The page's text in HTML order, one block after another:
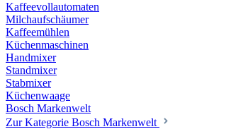
Kaffeevollautomaten
Milchaufschäumer
Kaffeemühlen
Küchenmaschinen
Handmixer
Standmixer
Stabmixer
Küchenwaage
Bosch Markenwelt
Zur Kategorie Bosch Markenwelt